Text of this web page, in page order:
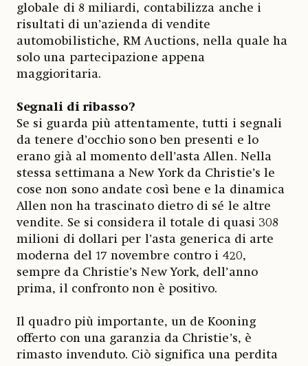
globale di 8 miliardi, contabilizza anche i
risultati di un’azienda di vendite
automobilistiche, RM Auctions, nella quale ha
solo una partecipazione appena
maggioritaria.
Segnali di ribasso?
Se si guarda più attentamente, tutti i segnali
da tenere d’occhio sono ben presenti e lo
erano già al momento dell’asta Allen. Nella
stessa settimana a New York da Christie’s le
cose non sono andate così bene e la dinamica
Allen non ha trascinato dietro di sé le altre
vendite. Se si considera il totale di quasi 308
milioni di dollari per l’asta generica di arte
moderna del 17 novembre contro i 420,
sempre da Christie’s New York, dell’anno
prima, il confronto non è positivo.
Il quadro più importante, un de Kooning
offerto con una garanzia da Christie’s, è
rimasto invenduto. Ciò significa una perdita